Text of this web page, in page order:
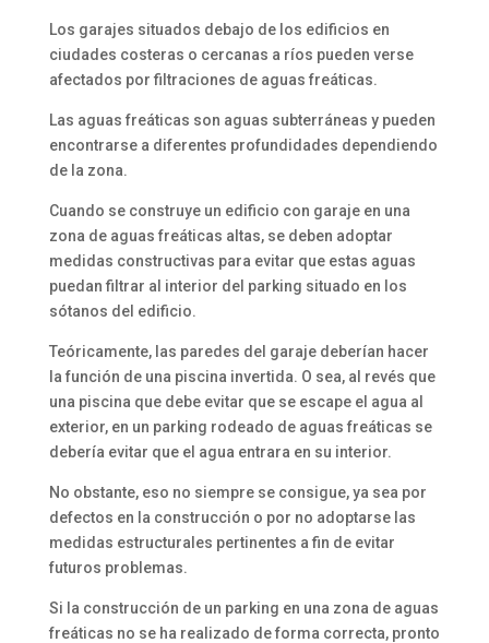
Los garajes situados debajo de los edificios en
ciudades costeras o cercanas a ríos pueden verse
afectados por filtraciones de aguas freáticas.
Las aguas freáticas son aguas subterráneas y pueden
encontrarse a diferentes profundidades dependiendo
de la zona.
Cuando se construye un edificio con garaje en una
zona de aguas freáticas altas, se deben adoptar
medidas constructivas para evitar que estas aguas
puedan filtrar al interior del parking situado en los
sótanos del edificio.
Teóricamente, las paredes del garaje deberían hacer
la función de una piscina invertida. O sea, al revés que
una piscina que debe evitar que se escape el agua al
exterior, en un parking rodeado de aguas freáticas se
debería evitar que el agua entrara en su interior.
No obstante, eso no siempre se consigue, ya sea por
defectos en la construcción o por no adoptarse las
medidas estructurales pertinentes a fin de evitar
futuros problemas.
Si la construcción de un parking en una zona de aguas
freáticas no se ha realizado de forma correcta, pronto